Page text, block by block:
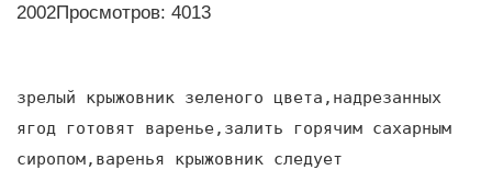
2002Просмотров: 4013
зрелый крыжовник зеленого цвета,надрезанных
ягод готовят варенье,залить горячим сахарным
сиропом,варенья крыжовник следует